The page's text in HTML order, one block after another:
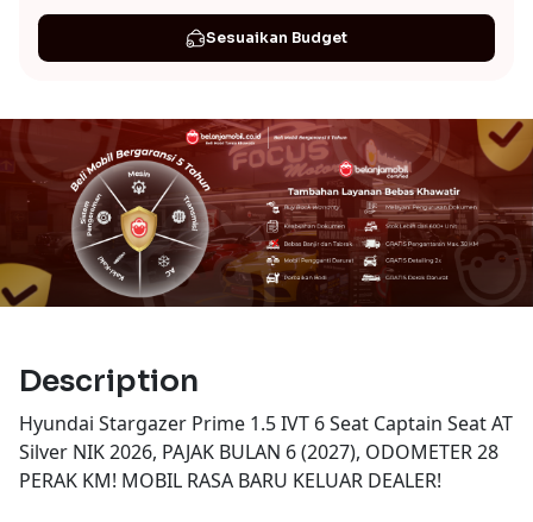
Sesuaikan Budget
Description
Hyundai Stargazer Prime 1.5 IVT 6 Seat Captain Seat AT
Silver NIK 2026, PAJAK BULAN 6 (2027), ODOMETER 28
PERAK KM! MOBIL RASA BARU KELUAR DEALER!